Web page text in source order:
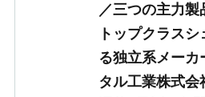
／三つの主力製
トップクラス
る独立系メーカ
タル工業株式会